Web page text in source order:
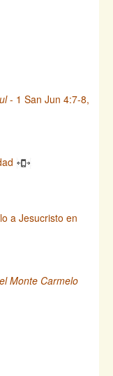
- 1 San Jun 4:7-8,
a Jesucristo en
Monte Carmelo